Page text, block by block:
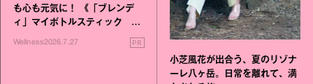
も心も元気に！ 《「ブレンデ
ィ」マイボトルスティック い
いこと毎日》シリーズが誕生
Wellness2026.7.27 PR
小芝風花が出合う、夏のリゾナ
ーレ八ヶ岳。日常を離れて、満